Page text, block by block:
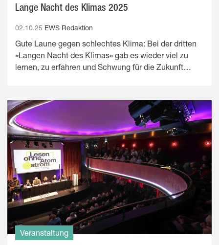
Lange Nacht des Klimas 2025
02.10.25 EWS Redaktion
Gute Laune gegen schlechtes Klima: Bei der dritten
«Langen Nacht des Klimas» gab es wieder viel zu
lernen, zu erfahren und Schwung für die Zukunft…
Veranstaltung